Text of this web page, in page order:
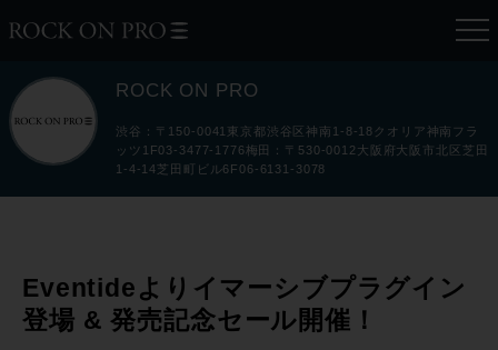
ROCK ON PRO
渋谷：〒150-0041東京都渋谷区神南1-8-18クオリア神南フラ
ッツ1F03-3477-1776梅田：〒530-0012大阪府大阪市北区芝田
1-4-14芝田町ビル6F06-6131-3078
Eventideよりイマーシブプラグイン
登場 & 発売記念セール開催！